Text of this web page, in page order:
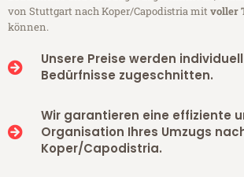
von Stuttgart nach Koper/Capodistria mitvoller
können.
Unsere Preise werden
Bedürfnisse zugeschnitten.
Wir garantieren eine effiziente
Organisation Ihres Umzugs
Koper/Capodistria.